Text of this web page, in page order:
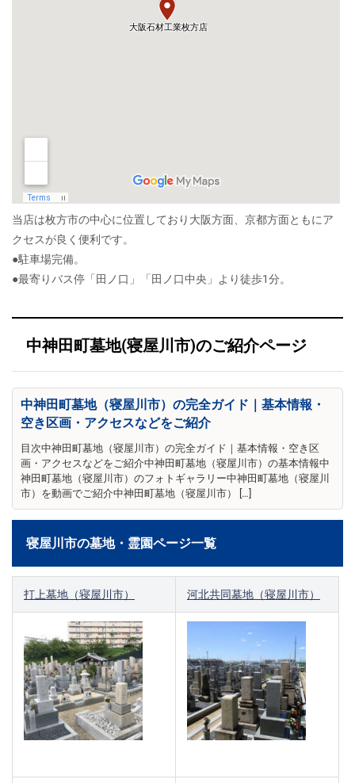
当店は枚方市の中心に位置しており大阪方面、京都方面ともにア
クセスが良く便利です。
●駐車場完備。
●最寄りバス停「田ノ口」「田ノ口中央」より徒歩1分。
中神田町墓地(寝屋川市)のご紹介ページ
中神田町墓地（寝屋川市）の完全ガイド｜基本情報・
空き区画・アクセスなどをご紹介
目次中神田町墓地（寝屋川市）の完全ガイド｜基本情報・空き区
画・アクセスなどをご紹介中神田町墓地（寝屋川市）の基本情報中
神田町墓地（寝屋川市）のフォトギャラリー中神田町墓地（寝屋川
市）を動画でご紹介中神田町墓地（寝屋川市） […]
寝屋川市の墓地・霊園ページ一覧
打上墓地（寝屋川市） 河北共同墓地（寝屋川市）